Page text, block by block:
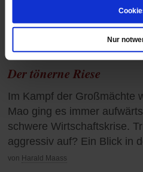
Nur
Der tönerne Riese
Im Kampf der Großmächte
Mao ging es immer
schwere Wirtschaftskrise.
aggressiv auf? Ein Blick in
von Harald Maass